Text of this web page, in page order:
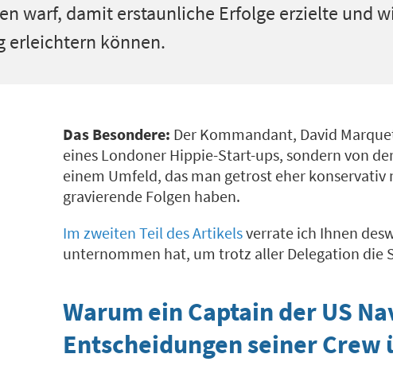
warf, damit erstaunliche Erfolge erzielte und
erleichtern können.
Das Besondere: Der Kommandant, David
eines Londoner Hippie-Start-ups, sondern von
einem Umfeld, das man getrost eher
gravierende Folgen haben.
Im zweiten Teil des Artikelsverrate ich Ihnen
unternommen hat, um trotz aller Delegation die
Warum ein Captain der US
Entscheidungen seiner